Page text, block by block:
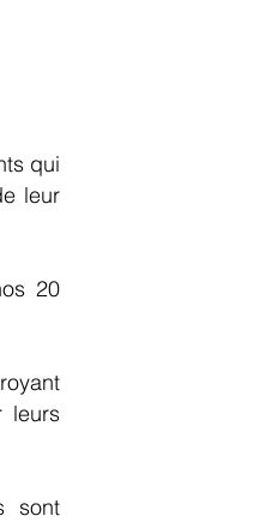
qui
leur
20
leurs
sont